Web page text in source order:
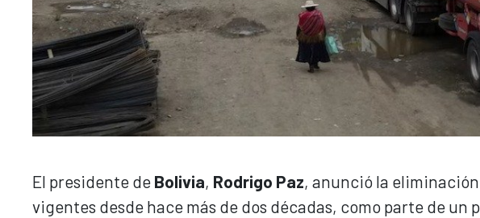
El presidente de Bolivia, Rodrigo Paz, anunció la eliminación
vigentes desde hace más de dos décadas, como parte de un